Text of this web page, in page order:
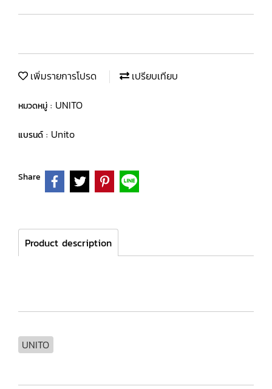
เพิ่มรายการโปรด เปรียบเทียบ
หมวดหมู่ : UNITO
แบรนด์ : Unito
Share
Product description
UNITO